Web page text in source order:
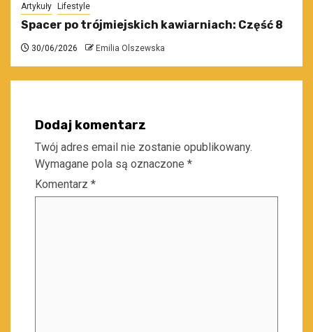
Artykuły Lifestyle
Spacer po trójmiejskich kawiarniach: Część 8
30/06/2026 Emilia Olszewska
Dodaj komentarz
Twój adres email nie zostanie opublikowany.
Wymagane pola są oznaczone *
Komentarz *